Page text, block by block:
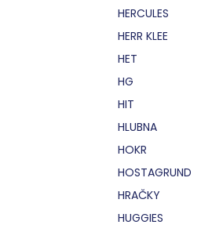
HERCULES
HERR KLEE
HET
HG
HIT
HLUBNA
HOKR
HOSTAGRUND
HRAČKY
HUGGIES